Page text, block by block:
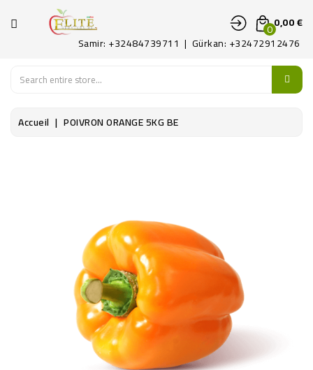
CATÉGORIE
LEGUMES
00,00 €
Samir: +32484739711 | Gürkan: +32472912476
Accueil POIVRON ORANGE 5KG BE